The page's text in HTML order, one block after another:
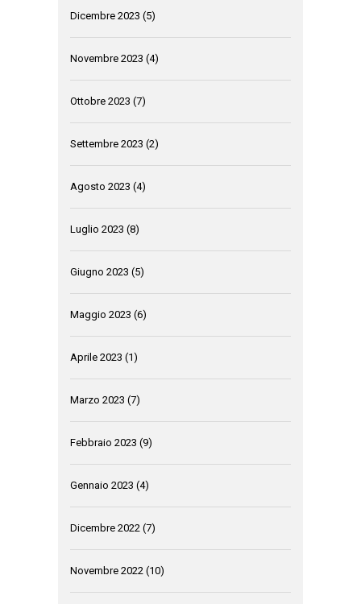
Dicembre 2023 (5)
Novembre 2023 (4)
Ottobre 2023 (7)
Settembre 2023 (2)
Agosto 2023 (4)
Luglio 2023 (8)
Giugno 2023 (5)
Maggio 2023 (6)
Aprile 2023 (1)
Marzo 2023 (7)
Febbraio 2023 (9)
Gennaio 2023 (4)
Dicembre 2022 (7)
Novembre 2022 (10)